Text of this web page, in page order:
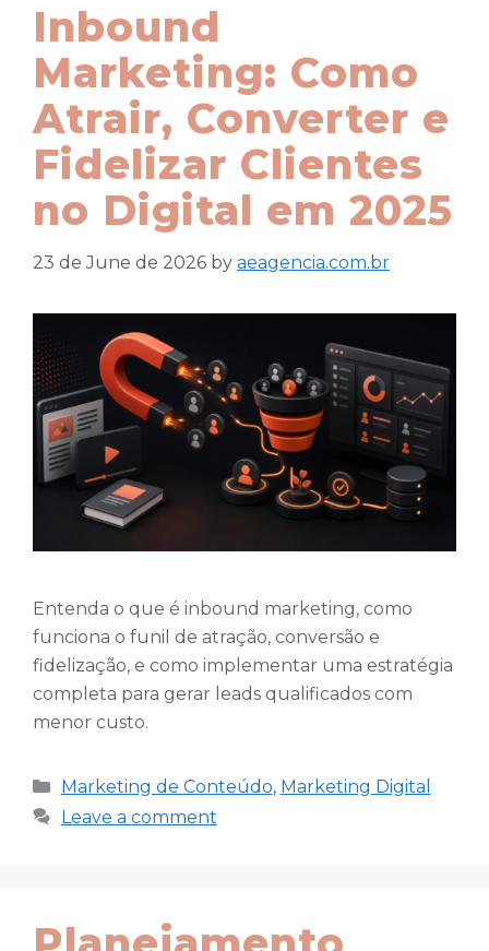
Inbound
Marketing: Como
Atrair, Converter e
Fidelizar Clientes
no Digital em 2025
23 de June de 2026 by aeagencia.com.br
Entenda o que é inbound marketing, como
funciona o funil de atração, conversão e
fidelização, e como implementar uma estratégia
completa para gerar leads qualificados com
menor custo.
Categories
Marketing de Conteúdo, Marketing Digital
Leave a comment